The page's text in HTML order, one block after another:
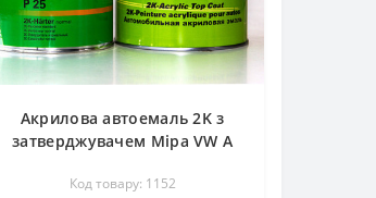
Акрилова автоемаль 2K з
затверджувачем Mipa VW A
Код товару: 1152